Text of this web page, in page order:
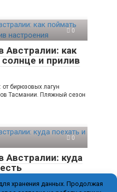
0
Австралии: как
и прилив
от бирюзовых лагун
Тасмании. Пляжный сезон
0
Австралии: куда
круглый год — но
хранения данных. Продолжая